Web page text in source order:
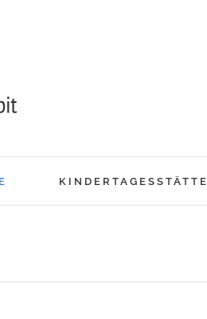
KINDERTAGESSTÄTTE